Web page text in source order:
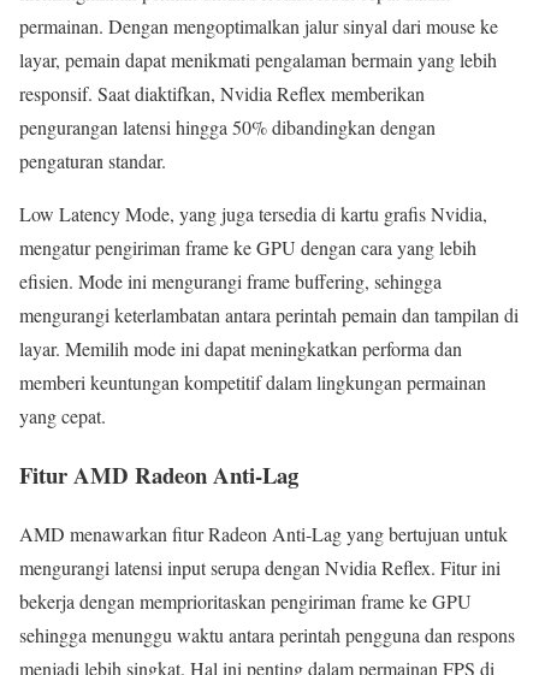
permainan. Dengan mengoptimalkan jalur sinyal dari mouse ke
layar, pemain dapat menikmati pengalaman bermain yang lebih
responsif. Saat diaktifkan, Nvidia Reflex memberikan
pengurangan latensi hingga 50% dibandingkan dengan
pengaturan standar.
Low Latency Mode, yang juga tersedia di kartu grafis Nvidia,
mengatur pengiriman frame ke GPU dengan cara yang lebih
efisien. Mode ini mengurangi frame buffering, sehingga
mengurangi keterlambatan antara perintah pemain dan tampilan di
layar. Memilih mode ini dapat meningkatkan performa dan
memberi keuntungan kompetitif dalam lingkungan permainan
yang cepat.
Fitur AMD Radeon Anti-Lag
AMD menawarkan fitur Radeon Anti-Lag yang bertujuan untuk
mengurangi latensi input serupa dengan Nvidia Reflex. Fitur ini
bekerja dengan memprioritaskan pengiriman frame ke GPU
sehingga menunggu waktu antara perintah pengguna dan respons
menjadi lebih singkat. Hal ini penting dalam permainan FPS di